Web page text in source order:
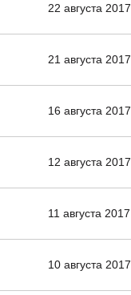
22 августа 2017
21 августа 2017
16 августа 2017
12 августа 2017
11 августа 2017
10 августа 2017